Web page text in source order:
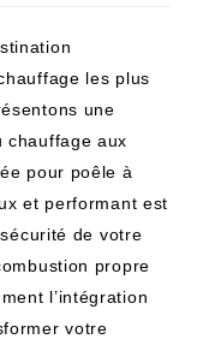
les plus
une
chauffage aux
pour poêle à
et performant est
de votre
propre
l’intégration
votre